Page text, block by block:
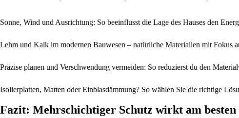
Sonne, Wind und Ausrichtung: So beeinflusst die Lage des Hauses den
Lehm und Kalk im modernen Bauwesen – natürliche Materialien mit Fokus
Präzise planen und Verschwendung vermeiden: So reduzierst du den
Isolierplatten, Matten oder Einblasdämmung? So wählen Sie die richtige
Fazit: Mehrschichtiger Schutz wirkt am besten